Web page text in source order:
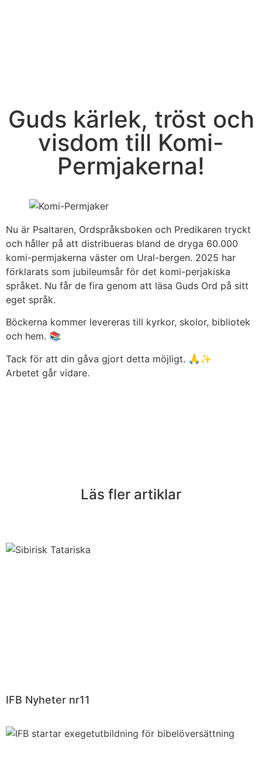
Guds kärlek, tröst och
visdom till Komi-
Permjakerna!
Nu är Psaltaren, Ordspråksboken och Predikaren tryckt
och håller på att distribueras bland de dryga 60.000
komi-permjakerna väster om Ural-bergen. 2025 har
förklarats som jubileumsår för det komi-perjakiska
språket. Nu får de fira genom att läsa Guds Ord på sitt
eget språk.
Böckerna kommer levereras till kyrkor, skolor, bibliotek
och hem. 📚
Tack för att din gåva gjort detta möjligt. 🙏✨
Arbetet går vidare.
Läs fler artiklar
IFB Nyheter nr11